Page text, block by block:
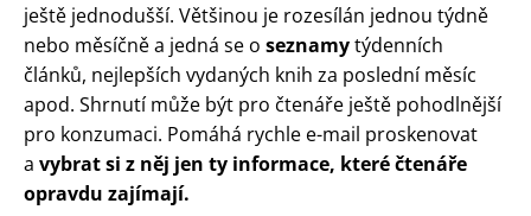
ještě jednodušší. Většinou je rozesílán jednou týdně
nebo měsíčně a jedná se o seznamytýdenních
článků, nejlepších vydaných knih za poslední měsíc
apod. Shrnutí může být pro čtenáře ještě pohodlnější
pro konzumaci. Pomáhá rychle e-mail proskenovat
a vybrat si z něj jen ty informace, které čtenáře
opravdu zajímají.